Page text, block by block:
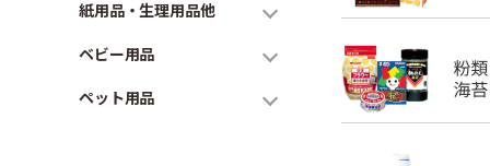
紙用品・生理用品他
ベビー用品
ペット用品